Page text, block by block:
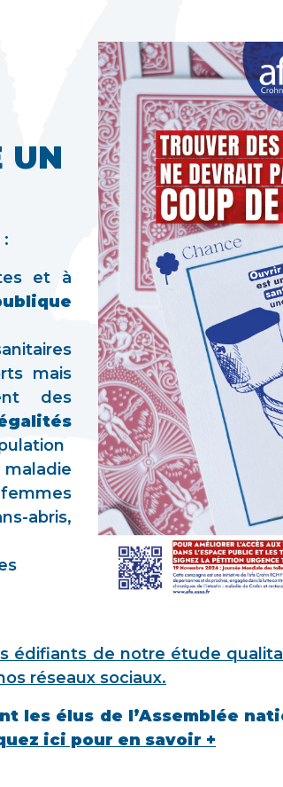
UN
et à
mais
des
abris,
édifiants de notre étude
réseaux sociaux.
les élus de l’Assemblée
ici pour en savoir +